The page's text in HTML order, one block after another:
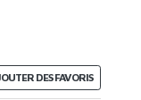
DES FAVORIS